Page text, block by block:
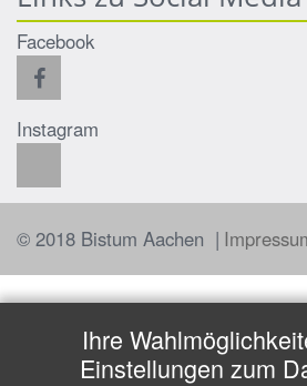
Facebook
Instagram
© 2018 Bistum Aachen
Ihre
Einstellungen zum